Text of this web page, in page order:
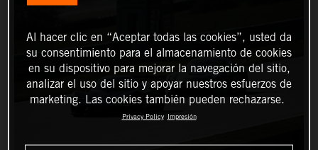
Al hacer clic en “Aceptar todas las cookies”, usted da
su consentimiento para el almacenamiento de cookies
en su dispositivo para mejorar la navegación del sitio,
analizar el uso del sitio y apoyar nuestros esfuerzos de
marketing. Las cookies también pueden rechazarse.
Privacy Policy Impresión